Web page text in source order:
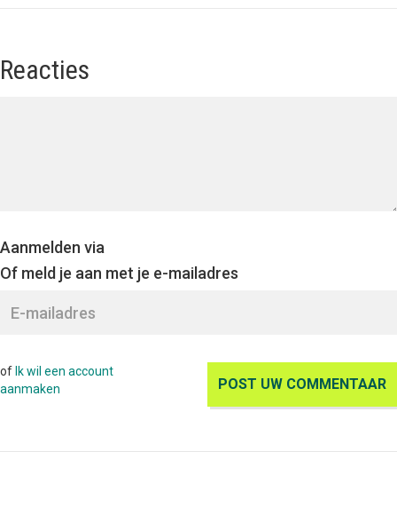
Reacties
Aanmelden via
Of meld je aan met je e-mailadres
of Ik wil een account
aanmaken